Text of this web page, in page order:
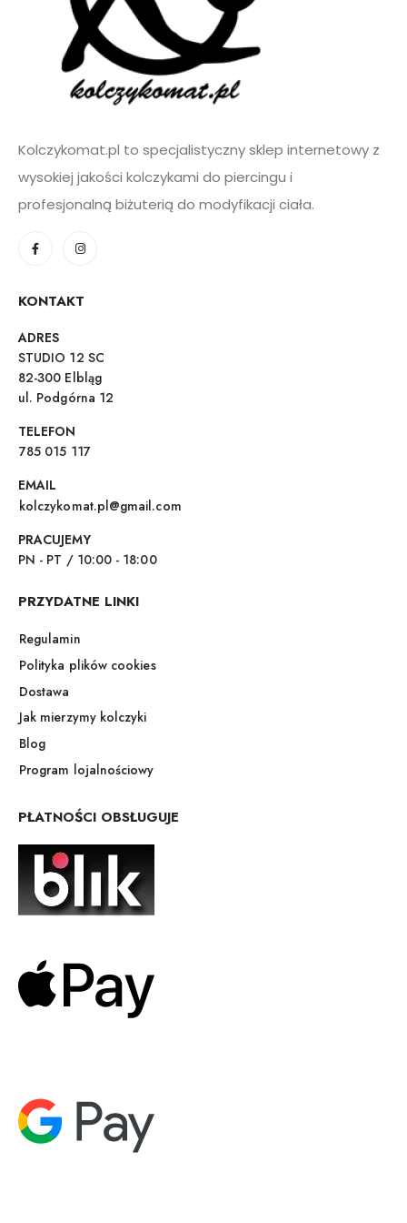
Kolczykomat.pl to specjalistyczny sklep internetowy z
wysokiej jakości kolczykami do piercingu i
profesjonalną biżuterią do modyfikacji ciała.
KONTAKT
ADRES
STUDIO 12 SC
82-300 Elbląg
ul. Podgórna 12
TELEFON
785 015 117
EMAIL
kolczykomat.pl@gmail.com
PRACUJEMY
PN - PT / 10:00 - 18:00
PRZYDATNE LINKI
Regulamin
Polityka plików cookies
Dostawa
Jak mierzymy kolczyki
Blog
Program lojalnościowy
PŁATNOŚCI OBSŁUGUJE